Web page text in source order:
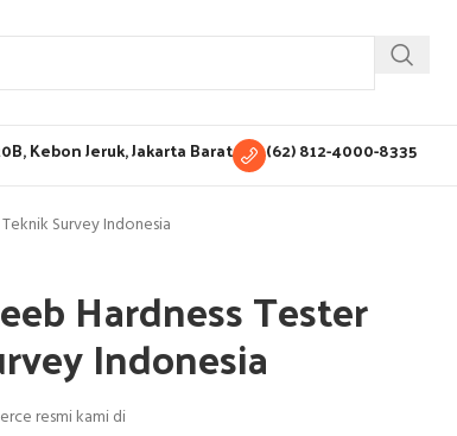
Kebon Jeruk, Jakarta Barat (62) 812-4000-8335
Survey Indonesia
Hardness Tester
Indonesia
resmi kami di